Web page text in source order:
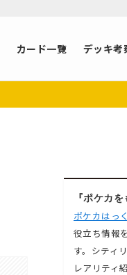
カード一覧 デッキ考
『ポケカ
ポケカはっく
役立ち情報
す。シティ
レアリティ